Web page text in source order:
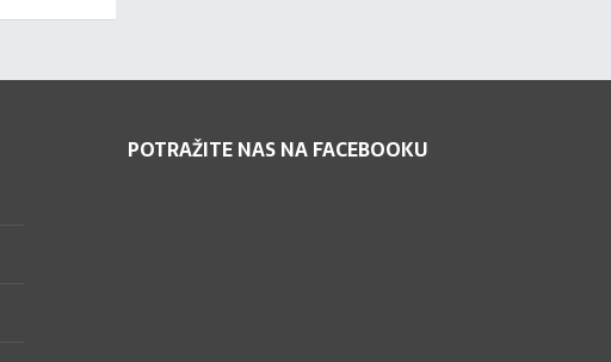
POTRAŽITE NAS NA FACEBOOKU